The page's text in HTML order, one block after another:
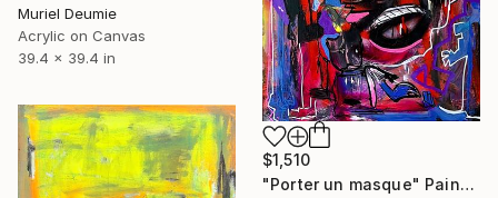
$1,510
"Porter un masque" Painting
Muriel Deumie
Acrylic on Canvas
39.4 x 39.4 in